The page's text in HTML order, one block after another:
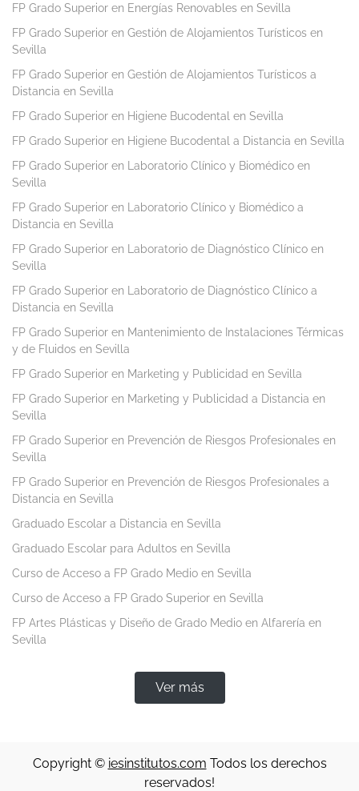
FP Grado Superior en Energías Renovables en Sevilla
FP Grado Superior en Gestión de Alojamientos Turísticos en
Sevilla
FP Grado Superior en Gestión de Alojamientos Turísticos a
Distancia en Sevilla
FP Grado Superior en Higiene Bucodental en Sevilla
FP Grado Superior en Higiene Bucodental a Distancia en Sevilla
FP Grado Superior en Laboratorio Clínico y Biomédico en
Sevilla
FP Grado Superior en Laboratorio Clínico y Biomédico a
Distancia en Sevilla
FP Grado Superior en Laboratorio de Diagnóstico Clínico en
Sevilla
FP Grado Superior en Laboratorio de Diagnóstico Clínico a
Distancia en Sevilla
FP Grado Superior en Mantenimiento de Instalaciones Térmicas
y de Fluidos en Sevilla
FP Grado Superior en Marketing y Publicidad en Sevilla
FP Grado Superior en Marketing y Publicidad a Distancia en
Sevilla
FP Grado Superior en Prevención de Riesgos Profesionales en
Sevilla
FP Grado Superior en Prevención de Riesgos Profesionales a
Distancia en Sevilla
Graduado Escolar a Distancia en Sevilla
Graduado Escolar para Adultos en Sevilla
Curso de Acceso a FP Grado Medio en Sevilla
Curso de Acceso a FP Grado Superior en Sevilla
FP Artes Plásticas y Diseño de Grado Medio en Alfarería en
Sevilla
Ver más
Copyright © iesinstitutos.com Todos los derechos
reservados!